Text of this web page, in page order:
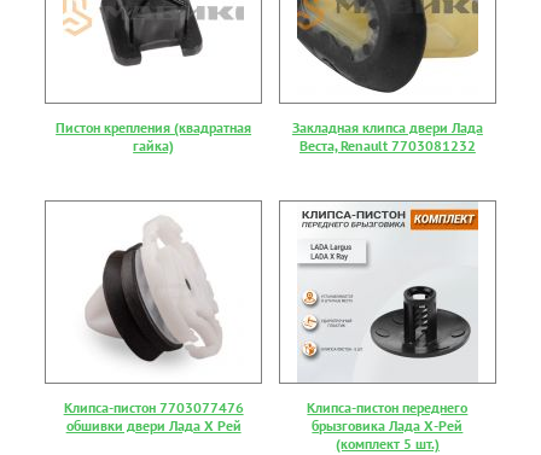
Пистон крепления (квадратная
гайка)
Закладная клипса двери Лада
Веста, Renault 7703081232
Клипса-пистон 7703077476
обшивки двери Лада Х Рей
Клипса-пистон переднего
брызговика Лада Х-Рей
(комплект 5 шт.)